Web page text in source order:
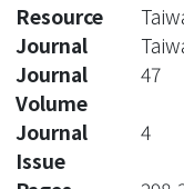
Resource
Journal
Journal
Volume
47
Journal
Issue
4